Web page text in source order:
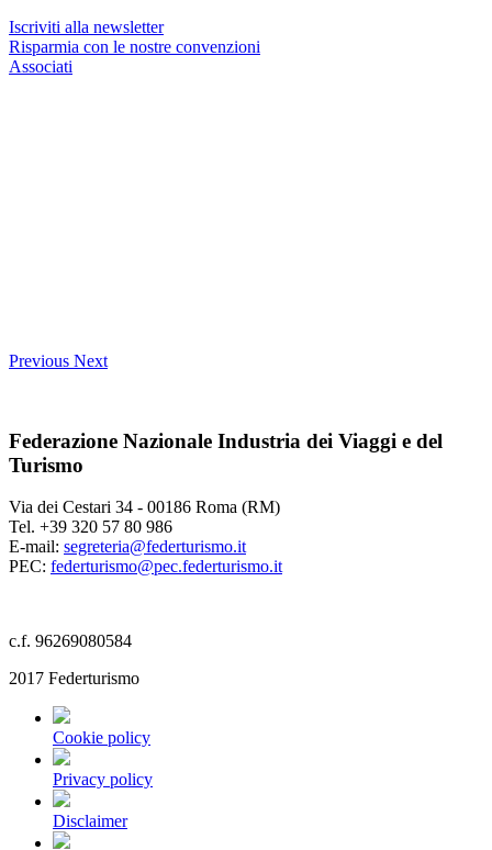
Iscriviti alla newsletter
Risparmia con le nostre convenzioni
Associati
Previous Next
Federazione Nazionale Industria dei Viaggi e del
Turismo
Via dei Cestari 34 - 00186 Roma (RM)
Tel. +39 320 57 80 986
E-mail: segreteria@federturismo.it
PEC: federturismo@pec.federturismo.it
c.f. 96269080584
2017 Federturismo
Cookie policy
Privacy policy
Disclaimer